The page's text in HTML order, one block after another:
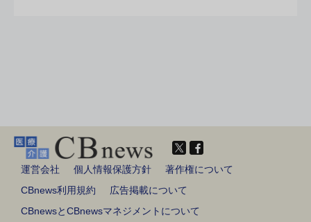
運営会社 個人情報保護方針
著作権について
CBnews利用規約
広告掲載について
CBnewsとCBnewsマネジメントについて